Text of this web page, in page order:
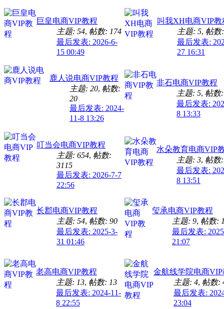
巨皇电商VIP教程
主题: 54, 帖数: 174
最后发表: 2026-6-
15 00:49
叫我XH电商VIP教
主题: 5, 帖数
最后发表:
27 16:31
鹿人说电商VIP教程
主题: 20, 帖数:
20
最后发表: 2024-
11-8 13:26
非石电商VIP教程
主题: 5, 帖数
最后发表:
8 13:33
叮当会电商VIP教程
主题: 654, 帖数:
3115
最后发表: 2026-7-7
22:56
水朵教育电商VIP
主题: 3, 帖数
最后发表:
8 13:51
长郡电商VIP教程
主题: 54, 帖数: 90
最后发表: 2025-3-
31 01:46
玺承电商VIP教程
主题: 9, 帖数:
最后发表:
21:07
老高电商VIP教程
主题: 13, 帖数: 13
最后发表: 2024-11-
8 22:55
金航线学院电商
主题: 4, 帖数:
最后发表:
23:04